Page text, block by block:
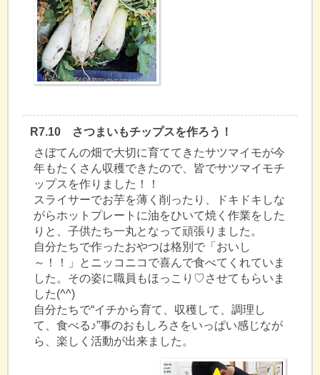
R7.10 さつまいもチップスを作ろう！
さぼてんの畑で大切に育ててきたサツマイモが今
年もたくさん収穫できたので、皆でサツマイモチ
ップスを作りました！！
スライサーでお芋を薄く削ったり、ドキドキしな
がらホットプレートに油をひいて焼く作業をした
りと、子供たち一丸となって頑張りました。
自分たちで作ったおやつは格別で「おいし
～！！」とニッコニコで喜んで食べてくれていま
した。その姿に職員もほっこり♡させてもらいま
した(^^)
自分たちで“イチから育て、収穫して、調理し
て、食べる♪”事のおもしろさをいっぱい感じなが
ら、楽しく活動が出来ました。